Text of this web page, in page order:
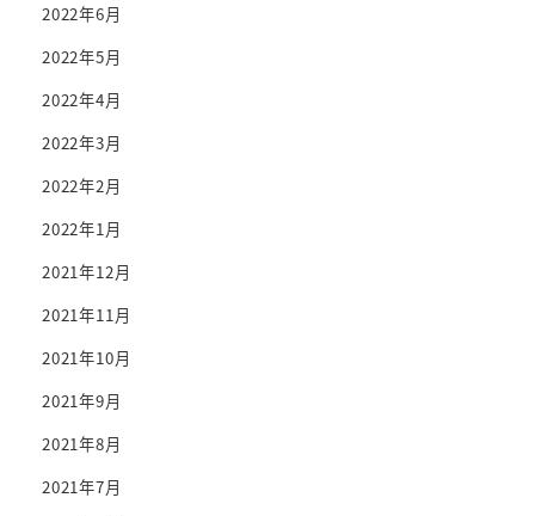
2022年6月
2022年5月
2022年4月
2022年3月
2022年2月
2022年1月
2021年12月
2021年11月
2021年10月
2021年9月
2021年8月
2021年7月